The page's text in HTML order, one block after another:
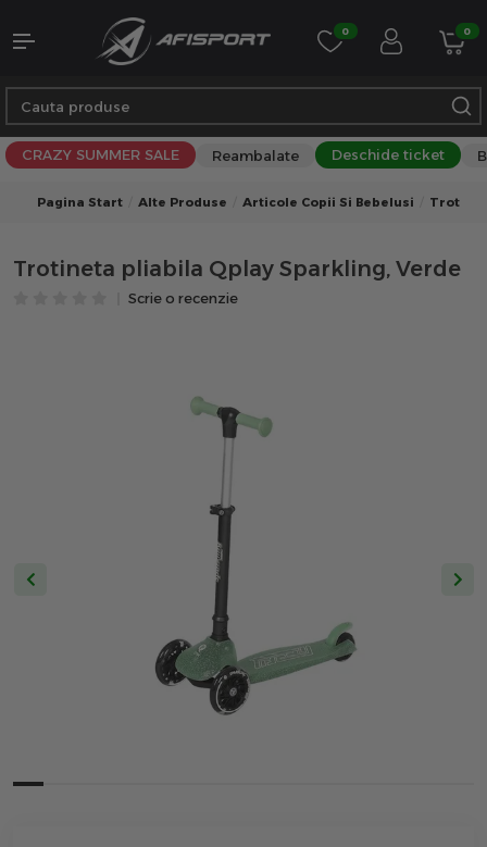
0 0
CRAZY SUMMER SALE Reambalate Deschide ticket
Pagina Start Alte Produse Articole Copii Si Bebelusi
Trotineta pliabila Qplay Sparkling, Verde
Scrie o recenzie